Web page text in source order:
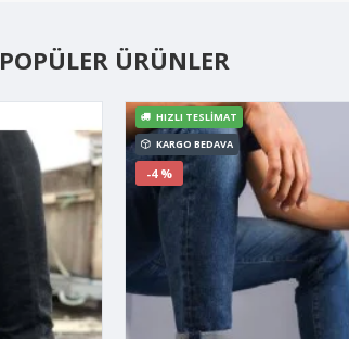
POPÜLER ÜRÜNLER
KARGO BEDAVA
HIZLI TESLIMAT
-4 %